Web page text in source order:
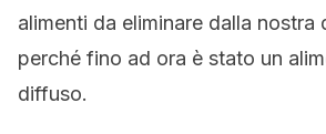
alimenti da eliminare dalla
perché fino ad ora è stato un
diffuso.